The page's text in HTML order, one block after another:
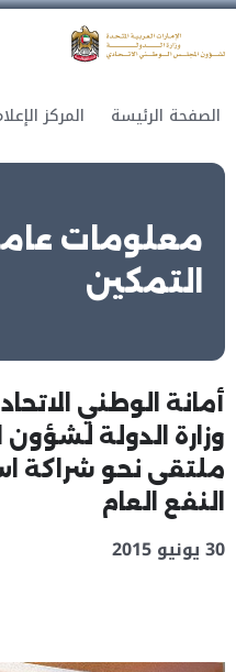
الصفحة الرئيسة المركز
معلومات
التمكين
أمانة الوطني
وزارة الدولة
ملتقى نحو شراكة
النفع العام
30 يونيو 2015